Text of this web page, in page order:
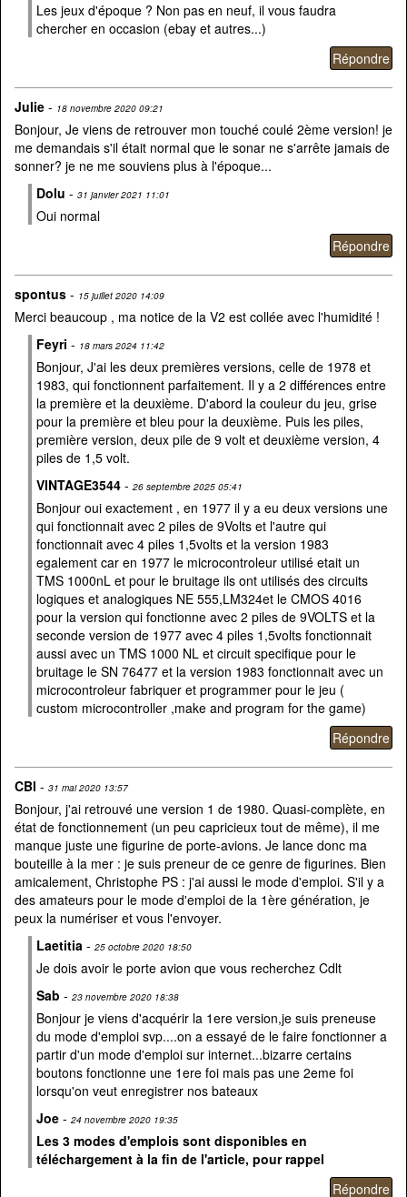
Les jeux d'époque ? Non pas en neuf, il vous faudra
chercher en occasion (ebay et autres...)
Julie - 18 novembre 2020 09:21
Bonjour, Je viens de retrouver mon touché coulé 2ème version! je
me demandais s'il était normal que le sonar ne s'arrête jamais de
sonner? je ne me souviens plus à l'époque...
Dolu - 31 janvier 2021 11:01
Oui normal
spontus - 15 juillet 2020 14:09
Merci beaucoup , ma notice de la V2 est collée avec l'humidité !
Feyri - 18 mars 2024 11:42
Bonjour, J'ai les deux premières versions, celle de 1978 et
1983, qui fonctionnent parfaitement. Il y a 2 différences entre
la première et la deuxième. D'abord la couleur du jeu, grise
pour la première et bleu pour la deuxième. Puis les piles,
première version, deux pile de 9 volt et deuxième version, 4
piles de 1,5 volt.
VINTAGE3544 - 26 septembre 2025 05:41
Bonjour oui exactement , en 1977 il y a eu deux versions une
qui fonctionnait avec 2 piles de 9Volts et l'autre qui
fonctionnait avec 4 piles 1,5volts et la version 1983
egalement car en 1977 le microcontroleur utilisé etait un
TMS 1000nL et pour le bruitage ils ont utilisés des circuits
logiques et analogiques NE 555,LM324et le CMOS 4016
pour la version qui fonctionne avec 2 piles de 9VOLTS et la
seconde version de 1977 avec 4 piles 1,5volts fonctionnait
aussi avec un TMS 1000 NL et circuit specifique pour le
bruitage le SN 76477 et la version 1983 fonctionnait avec un
microcontroleur fabriquer et programmer pour le jeu (
custom microcontroller ,make and program for the game)
CBl - 31 mai 2020 13:57
Bonjour, j'ai retrouvé une version 1 de 1980. Quasi-complète, en
état de fonctionnement (un peu capricieux tout de même), il me
manque juste une figurine de porte-avions. Je lance donc ma
bouteille à la mer : je suis preneur de ce genre de figurines. Bien
amicalement, Christophe PS : j'ai aussi le mode d'emploi. S'il y a
des amateurs pour le mode d'emploi de la 1ère génération, je
peux la numériser et vous l'envoyer.
Laetitia - 25 octobre 2020 18:50
Je dois avoir le porte avion que vous recherchez Cdlt
Sab - 23 novembre 2020 18:38
Bonjour je viens d'acquérir la 1ere version,je suis preneuse
du mode d'emploi svp....on a essayé de le faire fonctionner a
partir d'un mode d'emploi sur internet...bizarre certains
boutons fonctionne une 1ere foi mais pas une 2eme foi
lorsqu'on veut enregistrer nos bateaux
Joe - 24 novembre 2020 19:35
Les 3 modes d'emplois sont disponibles en
téléchargement à la fin de l'article, pour rappel